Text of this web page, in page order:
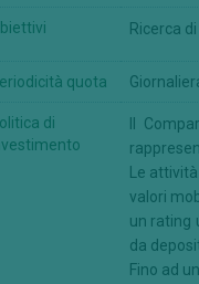
Ricerca
quota
di
Il
Le
valori
un rating
da
Fino ad